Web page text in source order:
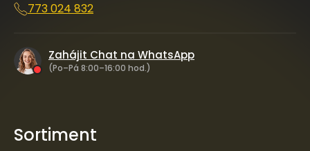
773 024 832
Zahájit Chat na WhatsApp
(Po–Pá 8:00–16:00 hod.)
Sortiment